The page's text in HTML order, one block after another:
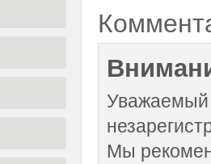
Уважаемый
Мы